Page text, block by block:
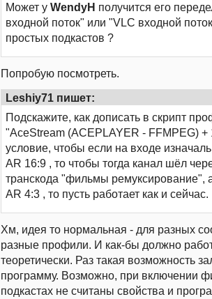
Может у WendyH получится его
входной поток" или "VLC входной
простых подкастов ?
Попробую посмотреть.
Leshiy71 пишет:
Подскажите, как дописать в скрипт
"AceStream (ACEPLAYER - FFMPEG) +
условие, чтобы если на входе
AR 16:9 , то чтобы тогда канал шёл
транскода "фильмы ремуксирование",
AR 4:3 , то пусть работает как и сейчас.
Хм, идея то нормальная - для разных
разные профили. И как-бы должно
теоретически. Раз такая возможность
программу. Возможно, при включении
подкастах не считаны свойства и